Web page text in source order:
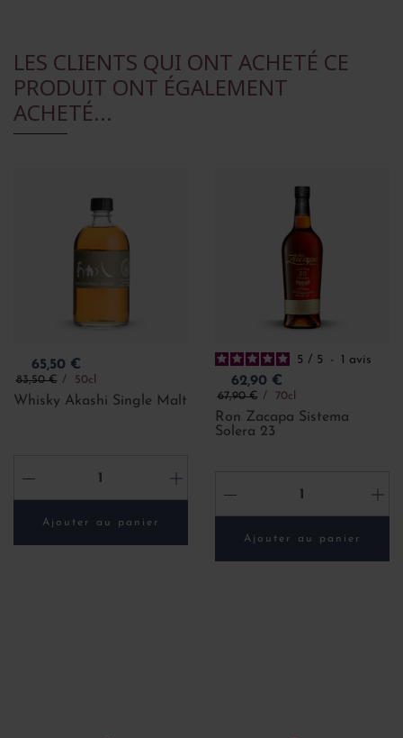
LES CLIENTS QUI ONT ACHETÉ CE
PRODUIT ONT ÉGALEMENT
ACHETÉ...
Prix
65,50 €
Prix de base
83,50 € 50cl
Whisky Akashi Single Malt
- +
Ajouter au panier
5 / 5 - 1 avis
Prix
62,90 €
Prix de base
67,90 € 70cl
Ron Zacapa Sistema
Solera 23
- +
Ajouter au panier